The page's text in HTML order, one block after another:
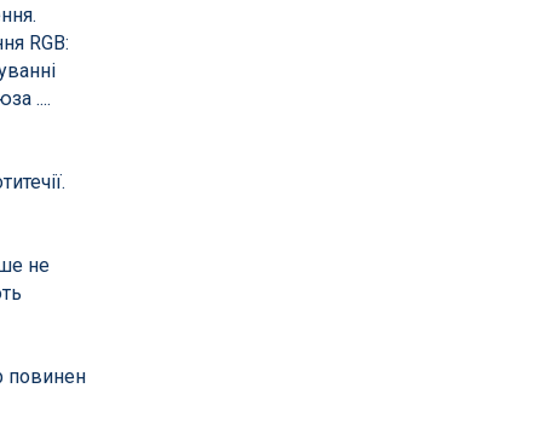
RGB:
....
не
повинен